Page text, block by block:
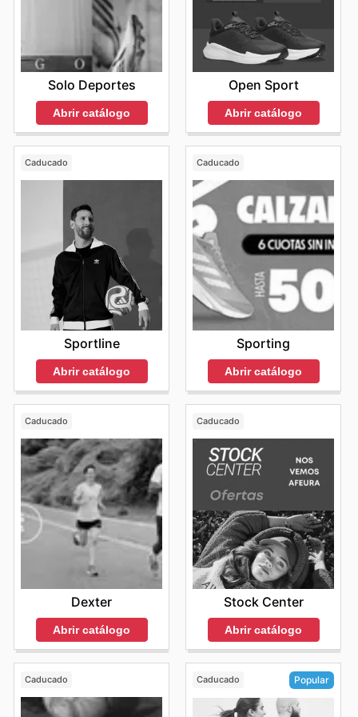
Solo Deportes
Abrir catálogo
Open Sport
Abrir catálogo
Caducado
Sportline
Abrir catálogo
Caducado
Sporting
Abrir catálogo
Caducado
Dexter
Abrir catálogo
Caducado
Stock Center
Abrir catálogo
Caducado Caducado Popular